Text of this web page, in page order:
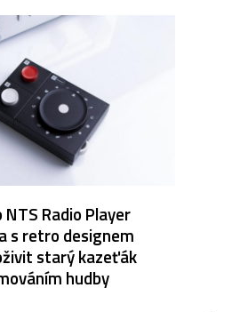
Radio Player
s retro designem
starý kazeťák
hudby